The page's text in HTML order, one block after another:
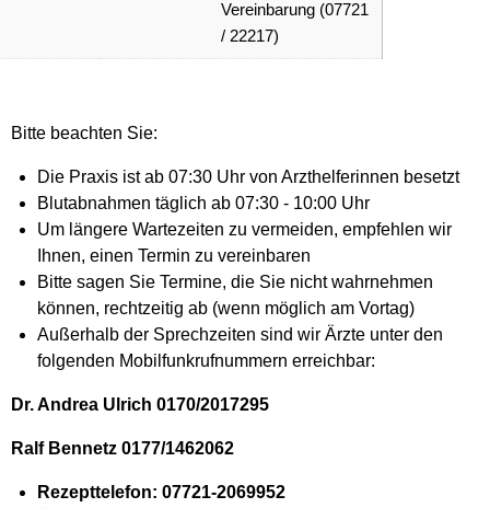
Vereinbarung (07721
/ 22217)
Bitte beachten Sie:
Die Praxis ist ab 07:30 Uhr von Arzthelferinnen besetzt
Blutabnahmen täglich ab 07:30 - 10:00 Uhr
Um längere Wartezeiten zu vermeiden, empfehlen wir
Ihnen, einen Termin zu vereinbaren
Bitte sagen Sie Termine, die Sie nicht wahrnehmen
können, rechtzeitig ab (wenn möglich am Vortag)
Außerhalb der Sprechzeiten sind wir Ärzte unter den
folgenden Mobilfunkrufnummern erreichbar:
Dr. Andrea Ulrich 0170/2017295
Ralf Bennetz 0177/1462062
Rezepttelefon: 07721-2069952